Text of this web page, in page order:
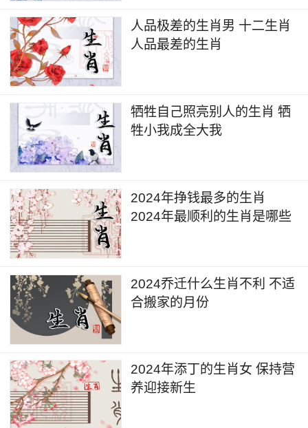
人品极差的生肖男 十二生肖
人品最差的生肖
牺牲自己照亮别人的生肖 牺
牲小我成全大我
2024年挣钱最多的生肖
2024年最顺利的生肖是哪些
2024乔迁什么生肖不利 不适
合搬家的月份
2024年添丁的生肖女 保持营
养迎接新生